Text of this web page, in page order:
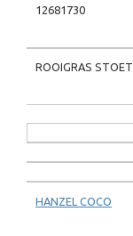
12681730
ROOIGRAS STOET
HANZEL COCO